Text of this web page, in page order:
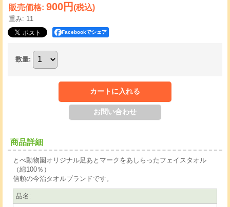
販売価格: 900円(税込)
重み: 11
Facebookでシェア
数量:
商品詳細
とべ動物園オリジナル足あとマークをあしらったフェイスタオル
（綿100％）
信頼の今治タオルブランドです。
品名 :